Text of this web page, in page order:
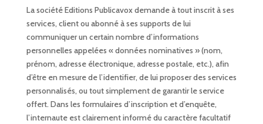
La société Editions Publicavox demande à tout inscrit à ses
services, client ou abonné à ses supports de lui
communiquer un certain nombre d’informations
personnelles appelées « données nominatives » (nom,
prénom, adresse électronique, adresse postale, etc.), afin
d’être en mesure de l’identifier, de lui proposer des services
personnalisés, ou tout simplement de garantir le service
offert. Dans les formulaires d’inscription et d’enquête,
l’internaute est clairement informé du caractère facultatif